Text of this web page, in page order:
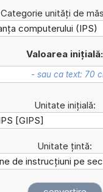
Categorie unități de
Valoarea inițială:
Unitate inițială:
Unitate țintă: